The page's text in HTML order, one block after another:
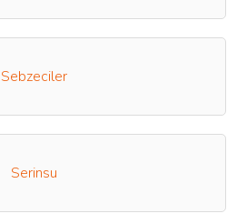
Sebzeciler
Serinsu